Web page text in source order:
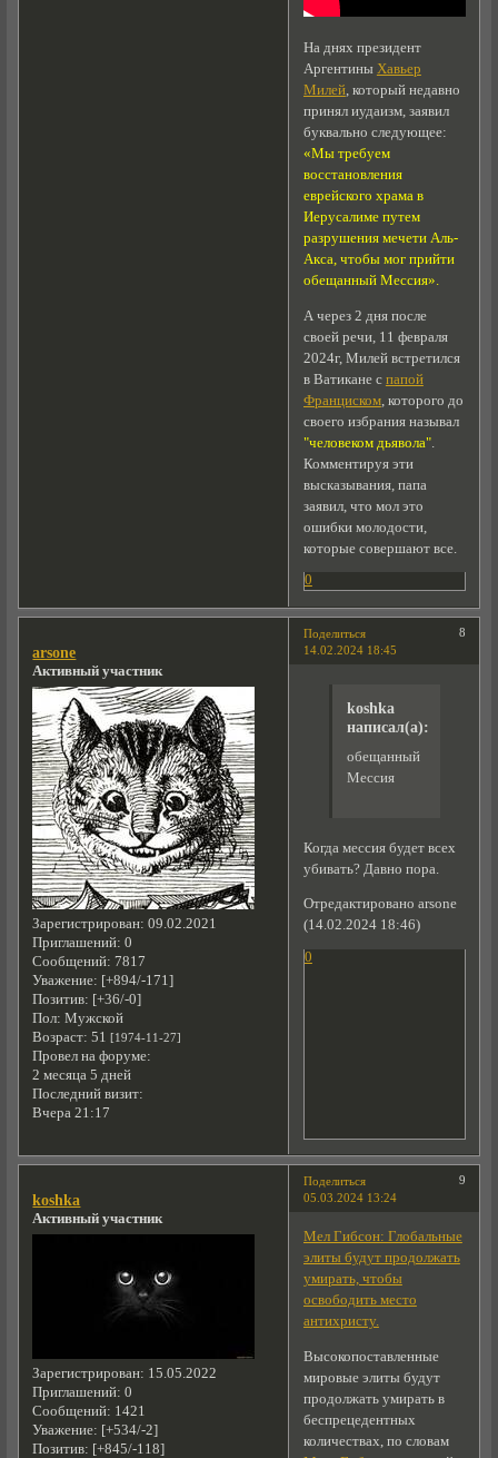
На днях президент
Аргентины Хавьер
Милей, который недавно
принял иудаизм, заявил
буквально следующее:
«Мы требуем
восстановления
еврейского храма в
Иерусалиме путем
разрушения мечети Аль-
Акса, чтобы мог прийти
обещанный Мессия».
А через 2 дня после
своей речи, 11 февраля
2024г, Милей встретился
в Ватикане с папой
Франциском, которого до
своего избрания называл
"человеком дьявола".
Комментируя эти
высказывания, папа
заявил, что мол это
ошибки молодости,
которые совершают все.
0
Поделиться
8
14.02.2024 18:45
arsone
Активный участник
Зарегистрирован: 09.02.2021
Приглашений: 0
Сообщений: 7817
Уважение: [+894/-171]
Позитив: [+36/-0]
Пол: Мужской
Возраст: 51[1974-11-27]
Провел на форуме:
2 месяца 5 дней
Последний визит:
Вчера 21:17
koshka
написал(а):
обещанный
Мессия
Когда мессия будет всех
убивать? Давно пора.
Отредактировано arsone
(14.02.2024 18:46)
0
Поделиться
9
05.03.2024 13:24
koshka
Активный участник
Зарегистрирован: 15.05.2022
Приглашений: 0
Сообщений: 1421
Уважение: [+534/-2]
Позитив: [+845/-118]
Мел Гибсон: Глобальные
элиты будут продолжать
умирать, чтобы
освободить место
антихристу.
Высокопоставленные
мировые элиты будут
продолжать умирать в
беспрецедентных
количествах, по словам